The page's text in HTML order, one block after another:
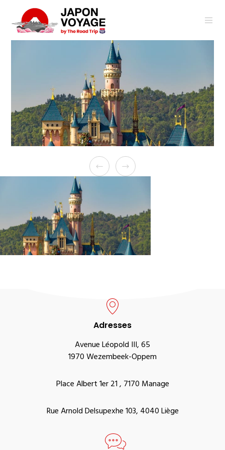
Adresses
Avenue Léopold III, 65
1970 Wezembeek-Oppem
Place Albert 1er 21 , 7170 Manage
Rue Arnold Delsupexhe 103, 4040 Liège